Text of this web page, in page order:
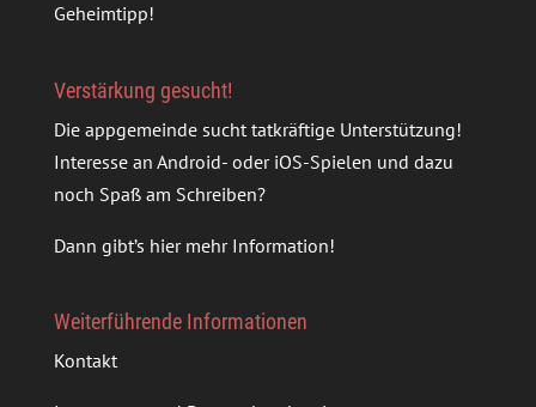
Geheimtipp!
Verstärkung gesucht!
Die appgemeinde sucht tatkräftige Unterstützung!
Interesse an Android- oder iOS-Spielen und dazu
noch Spaß am Schreiben?
Dann gibt’s hier mehr Information!
Weiterführende Informationen
Kontakt